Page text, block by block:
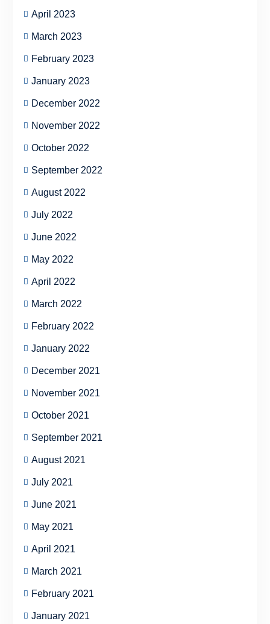
April 2023
March 2023
February 2023
January 2023
December 2022
November 2022
October 2022
September 2022
August 2022
July 2022
June 2022
May 2022
April 2022
March 2022
February 2022
January 2022
December 2021
November 2021
October 2021
September 2021
August 2021
July 2021
June 2021
May 2021
April 2021
March 2021
February 2021
January 2021